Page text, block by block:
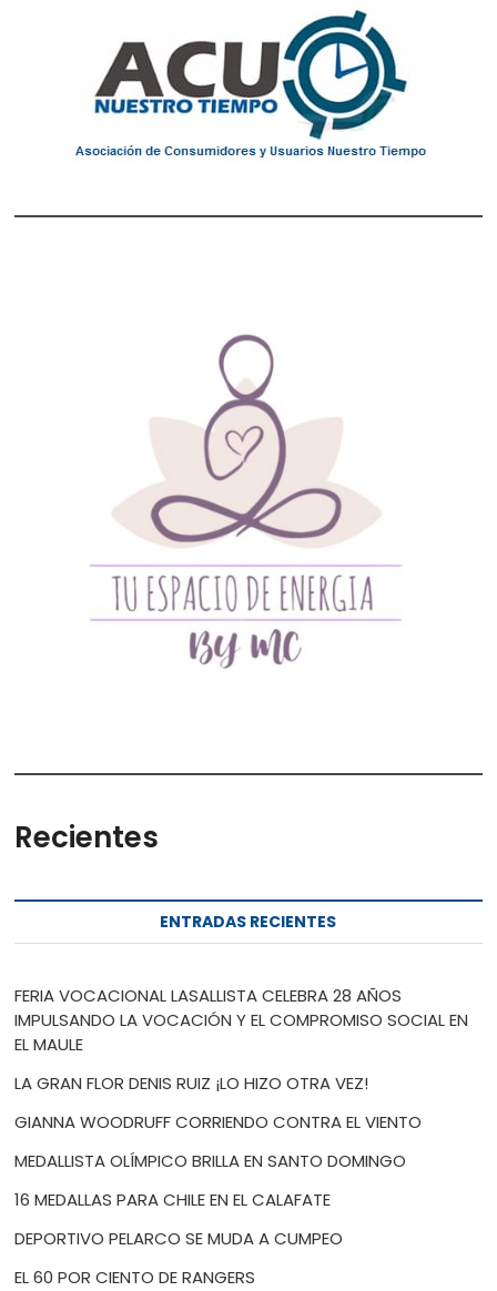
Recientes
ENTRADAS RECIENTES
FERIA VOCACIONAL LASALLISTA CELEBRA 28 AÑOS
IMPULSANDO LA VOCACIÓN Y EL COMPROMISO SOCIAL EN
EL MAULE
LA GRAN FLOR DENIS RUIZ ¡LO HIZO OTRA VEZ!
GIANNA WOODRUFF CORRIENDO CONTRA EL VIENTO
MEDALLISTA OLÍMPICO BRILLA EN SANTO DOMINGO
16 MEDALLAS PARA CHILE EN EL CALAFATE
DEPORTIVO PELARCO SE MUDA A CUMPEO
EL 60 POR CIENTO DE RANGERS